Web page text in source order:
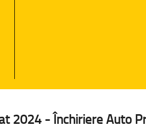
2024 - Închiriere Auto